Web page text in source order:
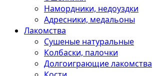
Намордники, недоуздки
Адресники, медальоны
Лакомства
Сушеные натуральные
Колбаски, палочки
Долгоиграющие лакомства